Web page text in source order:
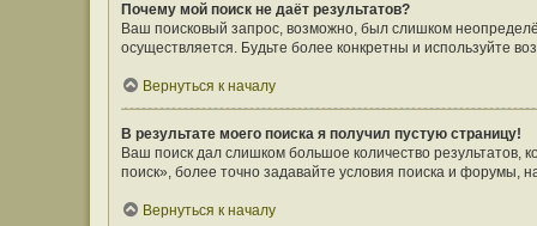
Почему мой поиск не даёт результатов?
Ваш поисковый запрос, возможно, был слишком
осуществляется. Будьте более конкретны и используйте
Вернуться к началу
В результате моего поиска я получил пустую страницу!
Ваш поиск дал слишком большое количество результатов,
поиск», более точно задавайте условия поиска и форумы,
Вернуться к началу